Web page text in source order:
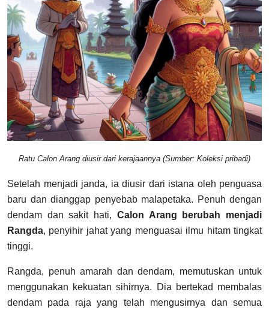
Ratu Calon Arang diusir dari kerajaannya (Sumber: Koleksi pribadi)
Setelah menjadi janda, ia diusir dari istana oleh penguasa
baru dan dianggap penyebab malapetaka. Penuh dengan
dendam dan sakit hati, Calon Arang berubah menjadi
Rangda, penyihir jahat yang menguasai ilmu hitam tingkat
tinggi.
Rangda, penuh amarah dan dendam, memutuskan untuk
menggunakan kekuatan sihirnya. Dia bertekad membalas
dendam pada raja yang telah mengusirnya dan semua